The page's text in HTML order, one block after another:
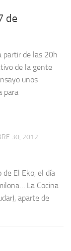
de
partir de las 20h
de la gente
unos
para
30, 2012
El Eko, el día
La Cocina
aparte de